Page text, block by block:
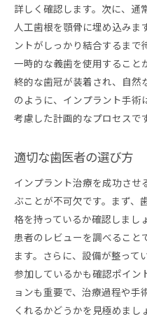
詳しく確認します。次に、通
人工歯根を顎骨に埋め込みま
ントがしっかり結合するま
一時的な義歯を使用すること
終的な歯冠が装着され、自然
のように、インプラント手術
考慮した計画的なプロセスで
適切な歯医者の選び方
インプラント治療を成功させ
ぶことが不可欠です。まず、
格を持っているか確認しまし
患者のレビューを調べること
ます。さらに、設備が整って
参加しているかも確認ポイン
ョンも重要で、治療過程や手
くれるかどうかを見極めまし